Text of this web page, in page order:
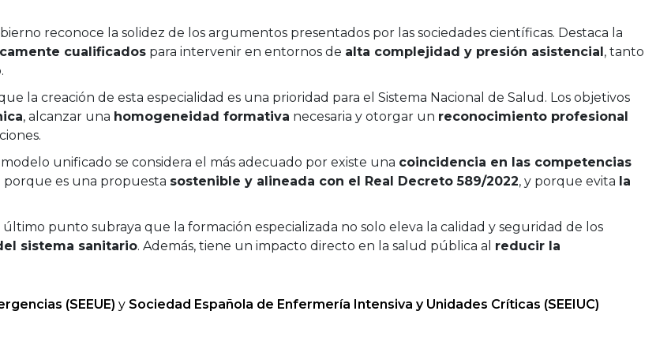
reconoce la solidez de los argumentos presentados por las sociedades científicas. Destaca la
cualificados para intervenir en entornos de alta complejidad y presión asistencial , tanto
la creación de esta especialidad es una prioridad para el Sistema Nacional de Salud. Los objetivos
, alcanzar una homogeneidad formativa necesaria y otorgar un reconocimiento profesional
modelo unificado se considera el más adecuado por existe una coincidencia en las competencias
porque es una propuesta sostenible y alineada con el Real Decreto 589/2022, y porque evita la
último punto subraya que la formación especializada no solo eleva la calidad y seguridad de los
sistema sanitario. Además, tiene un impacto directo en la salud pública al reducir la
(SEEUE) y Sociedad Española de Enfermería Intensiva y Unidades Críticas (SEEIUC)